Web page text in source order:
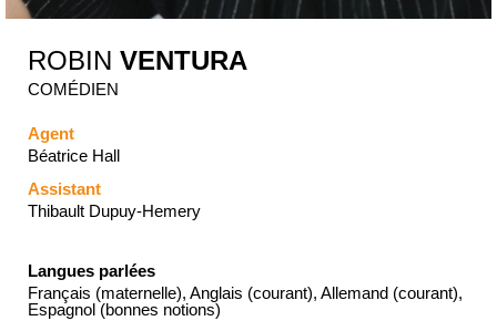
ROBIN VENTURA
COMÉDIEN
Agent
Béatrice Hall
Assistant
Thibault Dupuy-Hemery
Langues parlées
Français (maternelle), Anglais (courant), Allemand (courant),
Espagnol (bonnes notions)